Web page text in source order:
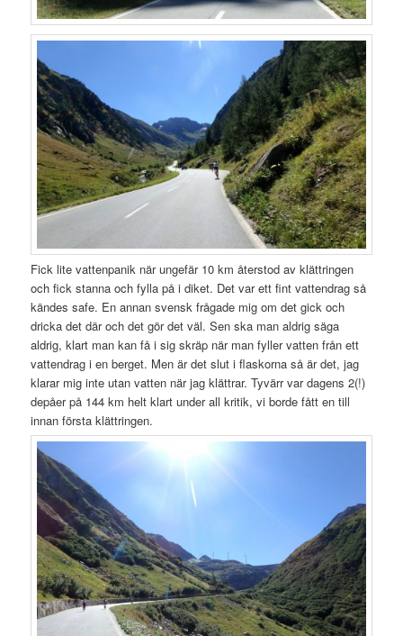
Fick lite vattenpanik när ungefär 10 km återstod av klättringen
och fick stanna och fylla på i diket. Det var ett fint vattendrag så
kändes safe. En annan svensk frågade mig om det gick och
dricka det där och det gör det väl. Sen ska man aldrig säga
aldrig, klart man kan få i sig skräp när man fyller vatten från ett
vattendrag i en berget. Men är det slut i flaskorna så är det, jag
klarar mig inte utan vatten när jag klättrar. Tyvärr var dagens 2(!)
depåer på 144 km helt klart under all kritik, vi borde fått en till
innan första klättringen.